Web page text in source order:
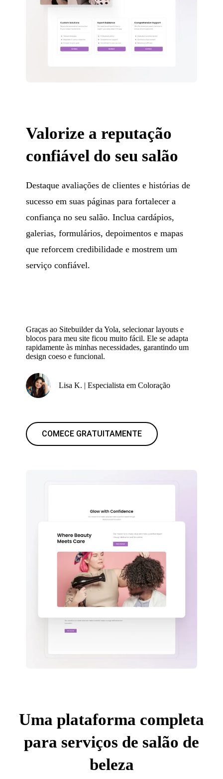
Valorize a reputação
confiável do seu salão
Destaque avaliações de clientes e histórias de
sucesso em suas páginas para fortalecer a
confiança no seu salão. Inclua cardápios,
galerias, formulários, depoimentos e mapas
que reforcem credibilidade e mostrem um
serviço confiável.
Graças ao Sitebuilder da Yola, selecionar layouts e
blocos para meu site ficou muito fácil. Ele se adapta
rapidamente às minhas necessidades, garantindo um
design coeso e funcional.
Lisa K. | Especialista em Coloração
COMECE GRATUITAMENTE
Uma plataforma completa
para serviços de salão de
beleza